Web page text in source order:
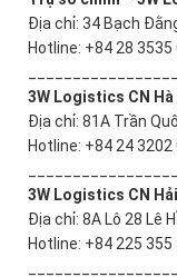
Địa chỉ: 34 Bạch
Hotline: +84 28 3535
3W Logistics CN Hà
Địa chỉ: 81A Trần
Hotline: +84 24 3202
3W Logistics CN
Địa chỉ: 8A Lô 28 Lê
Hotline: +84 225 355